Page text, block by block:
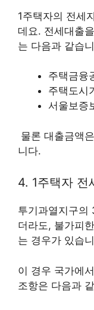
1주택자의 전세
데요. 전세대출
는 다음과 같습
주택금융
주택도시
서울보증
물론 대출금액
니다.
4. 1주택자 전
투기과열지구의
더라도, 불가피
는 경우가 있습
이 경우 국가에
조항은 다음과